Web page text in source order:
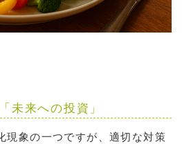
未来への投資」
現象の一つですが、適切な対策